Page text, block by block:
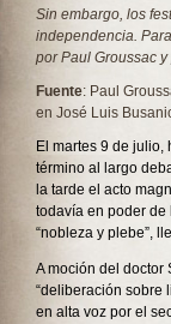
Sin embargo, los
independencia.
por Paul Groussac
Fuente: Paul
en José Luis
El martes 9 de
término al largo
la tarde el acto
todavía en poder de
“nobleza y plebe”,
A moción del doctor
“deliberación sobre
en alta voz por el